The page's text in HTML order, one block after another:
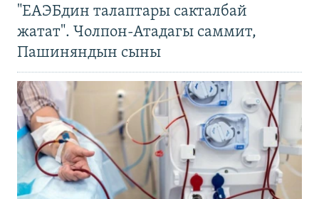
"ЕАЭБдин талаптары сакталбай
жатат". Чолпон-Атадагы саммит,
Пашиняндын сыны